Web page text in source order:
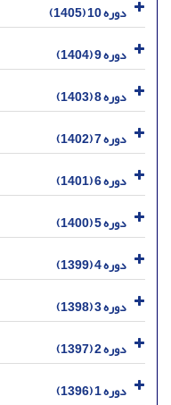
دوره 10 (1405)
دوره 9 (1404)
دوره 8 (1403)
دوره 7 (1402)
دوره 6 (1401)
دوره 5 (1400)
دوره 4 (1399)
دوره 3 (1398)
دوره 2 (1397)
دوره 1 (1396)